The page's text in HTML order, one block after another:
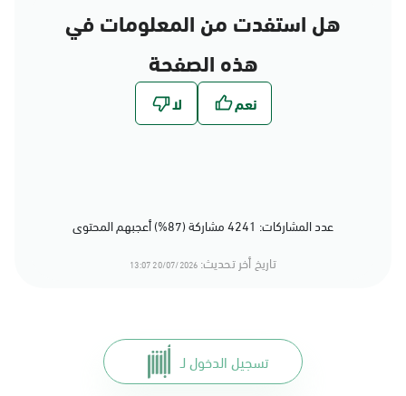
هل استفدت من المعلومات في
هذه الصفحة
عدد المشاركات: 4241 مشاركة (87%) أعجبهم المحتوى
تاريخ أخر تحديث: 20/07/2026 13:07
تسجيل الدخول لـ